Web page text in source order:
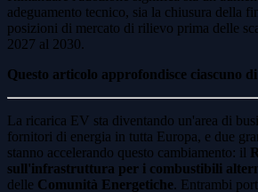
adeguamento tecnico, sia la chiusura della
posizioni di mercato di rilievo prima delle
2027 al 2030.
Questo articolo approfondisce ciascuno
La ricarica EV sta diventando un'area di
fornitori di energia in tutta Europa, e due
stanno accelerando questo cambiamento: il
sull'infrastruttura per i combustibili
delle Comunità Energetiche. Entrambi